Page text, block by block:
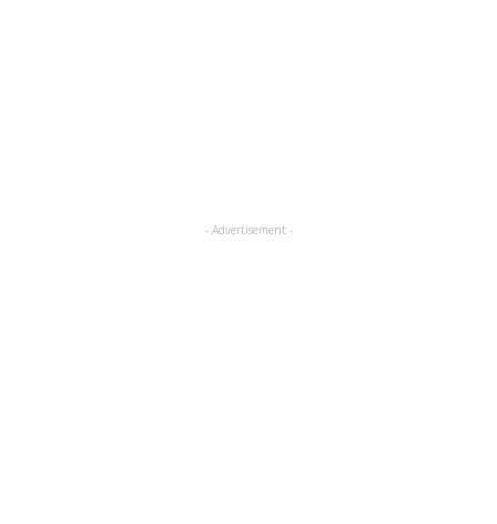
- Advertisement -